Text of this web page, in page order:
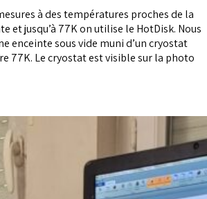
à des températures proches de la
et jusqu’à 77K on utilise le HotDisk. Nous
enceinte sous vide muni d’un cryostat
77K. Le cryostat est visible sur la photo